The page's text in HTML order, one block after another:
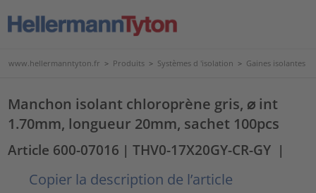
www.hellermanntyton.fr > Produits > Systèmes d 'isolation > Gaines isolantes
Manchon isolant chloroprène gris, ⌀ int
1.70mm, longueur 20mm, sachet 100pcs
Article 600-07016 | THV0-17X20GY-CR-GY |
Copier la description de l’article